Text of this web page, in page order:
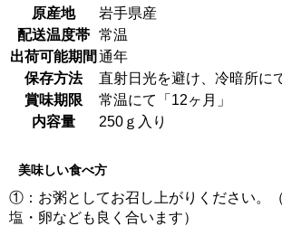
原産地
岩手県産
配送温度帯 常温
出荷可能期間 通年
保存方法
直射日光を避け、冷暗所に
賞味期限
常温にて「12ヶ月」
内容量
250ｇ入り
美味しい食べ方
①：お粥としてお召し上がりください。
塩・卵なども良く合います）